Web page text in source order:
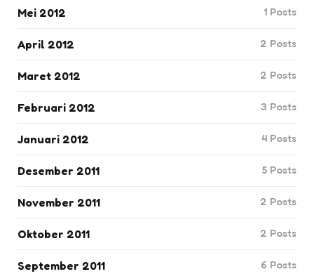
Mei 2012 1 Posts
April 2012 2 Posts
Maret 2012 2 Posts
Februari 2012 3 Posts
Januari 2012 4 Posts
Desember 2011 5 Posts
November 2011 2 Posts
Oktober 2011 2 Posts
September 2011 6 Posts